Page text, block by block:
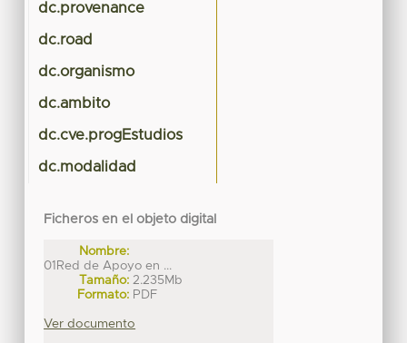
dc.provenance
dc.road
dc.organismo
dc.ambito
dc.cve.progEstudios
dc.modalidad
Ficheros en el objeto digital
Nombre:
01Red de Apoyo en ...
Tamaño: 2.235Mb
Formato: PDF
Ver documento